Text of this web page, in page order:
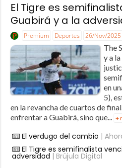
El Tigre es
Guabirá y a la
Premium Deportes 26/Nov/2025
The
y a
en
5),
en la revancha de cuartos de
enfrentar a Guabirá, sino que... +
El verdugo del cambio |
El Tigre es semifinalista
adversidad | Brújula Digital